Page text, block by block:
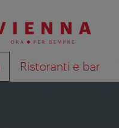
Ristoranti e bar